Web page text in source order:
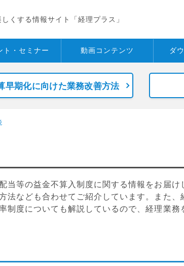
くする情報サイト「経理プラス」
ト・ セミナー 動画コンテンツ ダ
早期化に向けた業務改善方法
当等の益金不算入制度に関する情報をお届け
法なども合わせてご紹介しています。また、
制度についても解説しているので、経理業務